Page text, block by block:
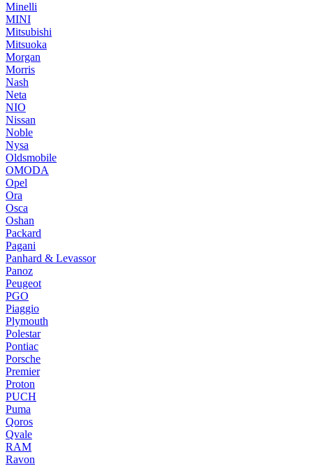
Minelli
MINI
Mitsubishi
Mitsuoka
Morgan
Morris
Nash
Neta
NIO
Nissan
Noble
Nysa
Oldsmobile
OMODA
Opel
Ora
Osca
Oshan
Packard
Pagani
Panhard & Levassor
Panoz
Peugeot
PGO
Piaggio
Plymouth
Polestar
Pontiac
Porsche
Premier
Proton
PUCH
Puma
Qoros
Qvale
RAM
Ravon